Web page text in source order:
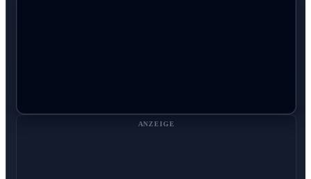
ANZEIGE